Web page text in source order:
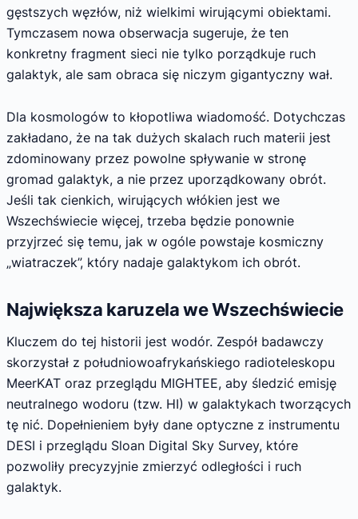
gęstszych węzłów, niż wielkimi wirującymi obiektami.
Tymczasem nowa obserwacja sugeruje, że ten
konkretny fragment sieci nie tylko porządkuje ruch
galaktyk, ale sam obraca się niczym gigantyczny wał.
Dla kosmologów to kłopotliwa wiadomość. Dotychczas
zakładano, że na tak dużych skalach ruch materii jest
zdominowany przez powolne spływanie w stronę
gromad galaktyk, a nie przez uporządkowany obrót.
Jeśli tak cienkich, wirujących włókien jest we
Wszechświecie więcej, trzeba będzie ponownie
przyjrzeć się temu, jak w ogóle powstaje kosmiczny
„wiatraczek”, który nadaje galaktykom ich obrót.
Największa karuzela we Wszechświecie
Kluczem do tej historii jest wodór. Zespół badawczy
skorzystał z południowoafrykańskiego radioteleskopu
MeerKAT oraz przeglądu MIGHTEE, aby śledzić emisję
neutralnego wodoru (tzw. HI) w galaktykach tworzących
tę nić. Dopełnieniem były dane optyczne z instrumentu
DESI i przeglądu Sloan Digital Sky Survey, które
pozwoliły precyzyjnie zmierzyć odległości i ruch
galaktyk.